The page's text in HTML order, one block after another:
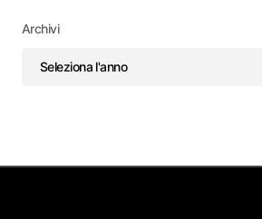
Archivi